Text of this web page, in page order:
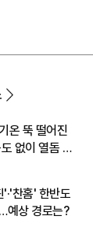
온 뚝 떨어진
없이 열돔 박
'·'찬홈' 한반도
예상 경로는?